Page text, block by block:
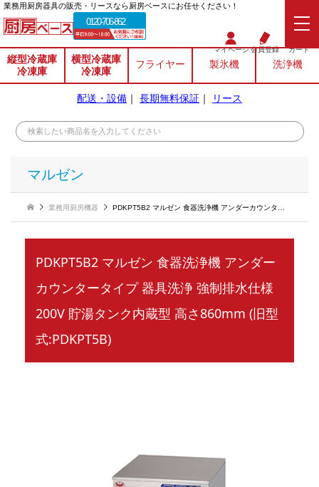
業務⽤厨房器具の販売・リースなら厨房ベースにお任せください！
0120-706-862
マイページ会員登録 カート
縦型冷蔵庫
冷凍庫
横型冷蔵庫
冷凍庫
フライヤー 製氷機 洗浄機
配送・設備 ｜ 長期無料保証 ｜ リース
マルゼン
業務用厨房機器 PDKPT5B2 マルゼン 食器洗浄機 アンダーカウンタータイプ 器具洗浄 強制排水仕様 200V 貯湯タンク内蔵型 高さ860mm (旧型式:PDKPT5B)
PDKPT5B2 マルゼン 食器洗浄機 アンダー
カウンタータイプ 器具洗浄 強制排水仕様
200V 貯湯タンク内蔵型 高さ860mm (旧型
式:PDKPT5B)